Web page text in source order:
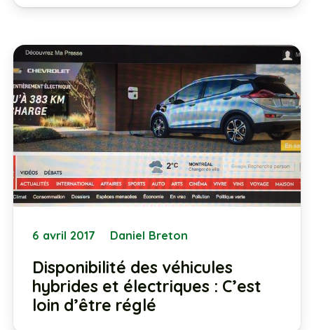
6 avril 2017 Daniel Breton
Disponibilité des véhicules
hybrides et électriques : C’est
loin d’être réglé